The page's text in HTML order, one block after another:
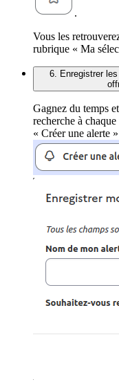
.
Vous les
rubrique « Ma
6. Enregistrer
Gagnez du temps
recherche à
« Créer une alerte